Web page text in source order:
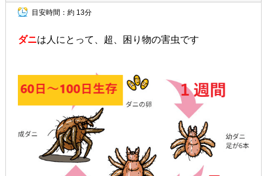
目安時間： 約 13分
ダニは人にとって、超、困り物の害虫です